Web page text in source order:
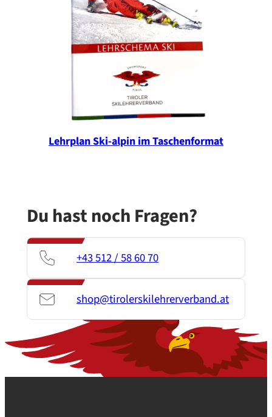
Lehrplan Ski-alpin im Taschenformat
Du hast noch Fragen?
+43 512 / 58 60 70
shop@tirolerskilehrerverband.at